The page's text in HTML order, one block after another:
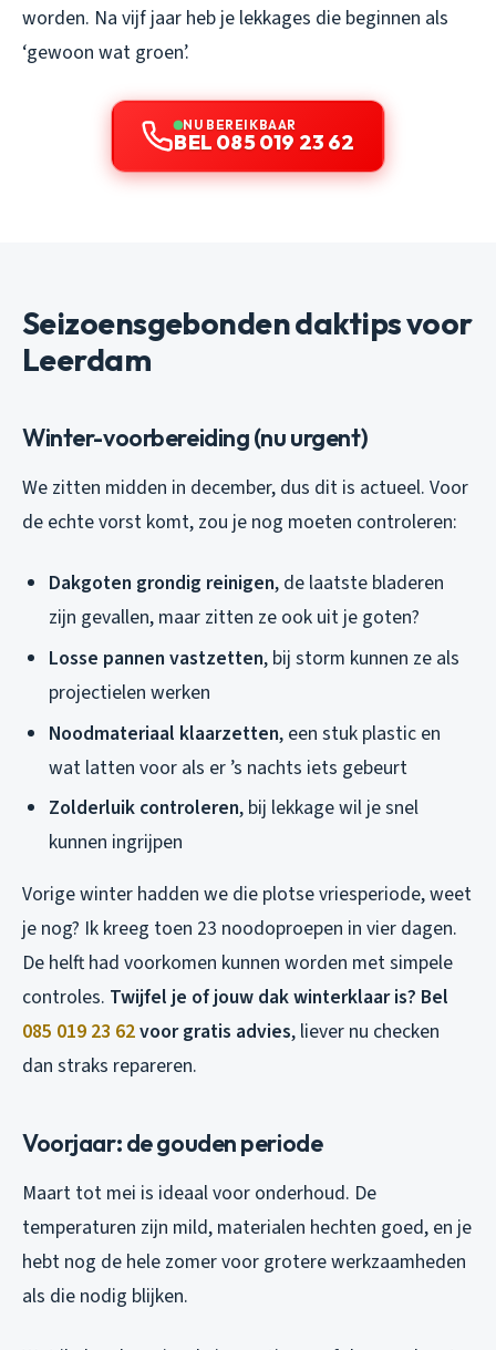
worden. Na vijf jaar heb je lekkages die beginnen als
‘gewoon wat groen’.
NU BEREIKBAAR
BEL 085 019 23 62
Seizoensgebonden daktips voor
Leerdam
Winter-voorbereiding (nu urgent)
We zitten midden in december, dus dit is actueel. Voor
de echte vorst komt, zou je nog moeten controleren:
Dakgoten grondig reinigen, de laatste bladeren
zijn gevallen, maar zitten ze ook uit je goten?
Losse pannen vastzetten, bij storm kunnen ze als
projectielen werken
Noodmateriaal klaarzetten, een stuk plastic en
wat latten voor als er ’s nachts iets gebeurt
Zolderluik controleren, bij lekkage wil je snel
kunnen ingrijpen
Vorige winter hadden we die plotse vriesperiode, weet
je nog? Ik kreeg toen 23 noodoproepen in vier dagen.
De helft had voorkomen kunnen worden met simpele
controles. Twijfel je of jouw dak winterklaar is? Bel
085 019 23 62voor gratis advies, liever nu checken
dan straks repareren.
Voorjaar: de gouden periode
Maart tot mei is ideaal voor onderhoud. De
temperaturen zijn mild, materialen hechten goed, en je
hebt nog de hele zomer voor grotere werkzaamheden
als die nodig blijken.